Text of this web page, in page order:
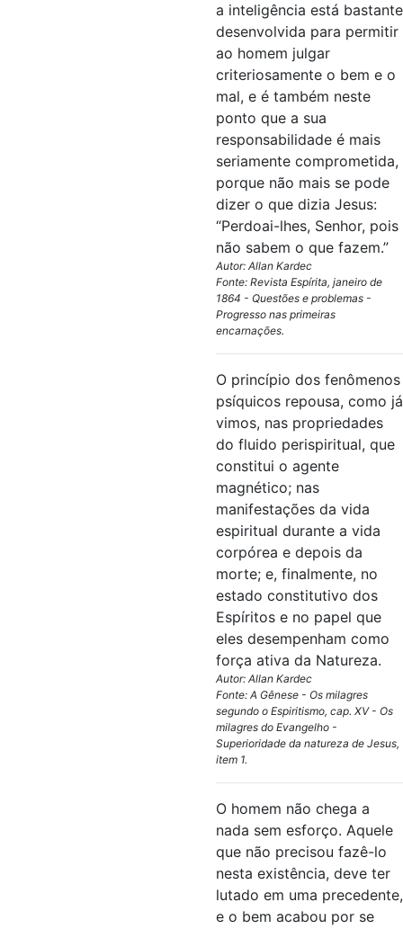
a inteligência está bastante
desenvolvida para permitir
ao homem julgar
criteriosamente o bem e o
mal, e é também neste
ponto que a sua
responsabilidade é mais
seriamente comprometida,
porque não mais se pode
dizer o que dizia Jesus:
“Perdoai-lhes, Senhor, pois
não sabem o que fazem.”
Autor: Allan Kardec
Fonte: Revista Espírita, janeiro de
1864 - Questões e problemas -
Progresso nas primeiras
encarnações.
O princípio dos fenômenos
psíquicos repousa, como já
vimos, nas propriedades
do fluido perispiritual, que
constitui o agente
magnético; nas
manifestações da vida
espiritual durante a vida
corpórea e depois da
morte; e, finalmente, no
estado constitutivo dos
Espíritos e no papel que
eles desempenham como
força ativa da Natureza.
Autor: Allan Kardec
Fonte: A Gênese - Os milagres
segundo o Espiritismo, cap. XV - Os
milagres do Evangelho -
Superioridade da natureza de Jesus,
item 1.
O ho­mem não chega a
nada sem esforço. Aquele
que não precisou fazê-lo
nesta existência, deve ter
lu­tado em uma precedente,
e o bem acabou por se